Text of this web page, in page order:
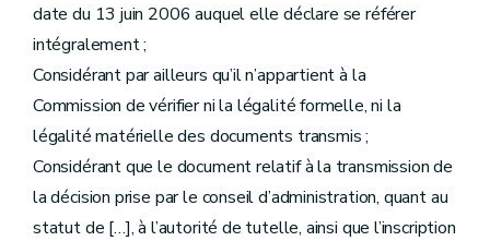
date du 13 juin 2006 auquel elle déclare se référer
intégralement ;
Considérant par ailleurs qu’il n’appartient à la
Commission de vérifier ni la légalité formelle, ni la
légalité matérielle des documents transmis ;
Considérant que le document relatif à la transmission de
la décision prise par le conseil d’administration, quant au
statut de […], à l’autorité de tutelle, ainsi que l’inscription